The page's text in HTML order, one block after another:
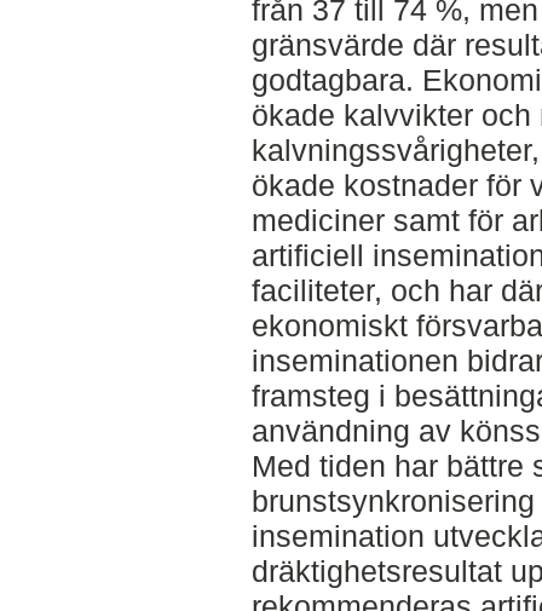
från 37 till 74 %,
gränsvärde där
godtagbara.
ökade kalvvikter
ökade kostnader för
mediciner samt för
artificiell
faciliteter, och har
ekonomiskt
inseminationen
framsteg i
användning av
Med tiden har bättre
insemination
dräktighetsresultat